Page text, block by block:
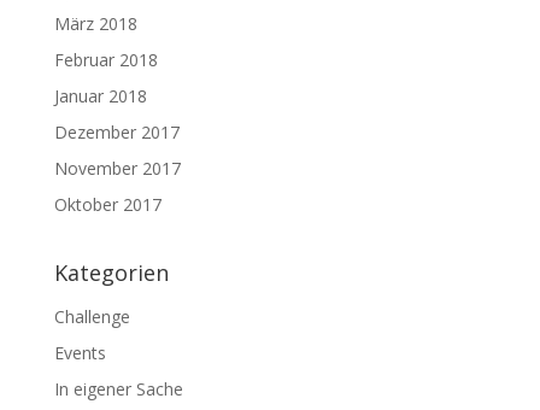
März 2018
Februar 2018
Januar 2018
Dezember 2017
November 2017
Oktober 2017
Kategorien
Challenge
Events
In eigener Sache